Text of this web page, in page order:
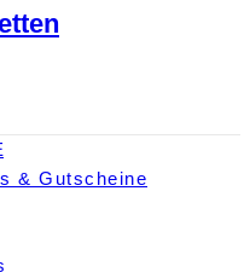
& Gutscheine